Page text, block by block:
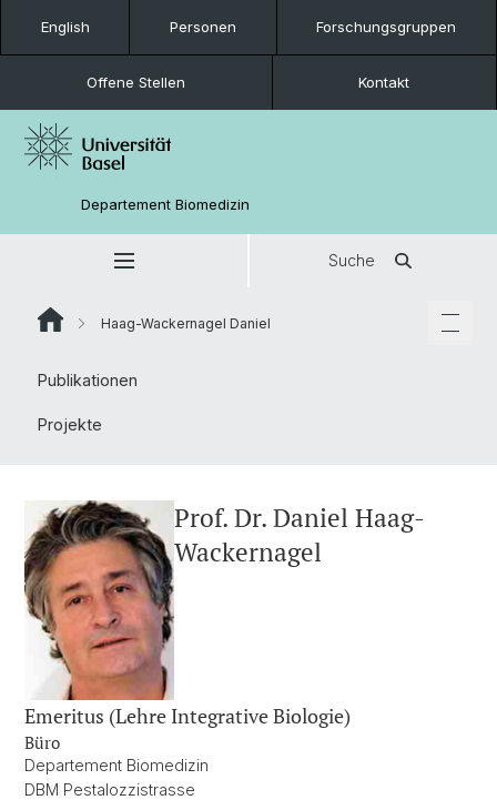
English Personen Forschungsgruppen
Offene Stellen Kontakt
Departement Biomedizin
Suche
Haag-Wackernagel Daniel
Publikationen
Projekte
Prof. Dr. Daniel Haag-
Wackernagel
Emeritus (Lehre Integrative Biologie)
Büro
Departement Biomedizin
DBM Pestalozzistrasse